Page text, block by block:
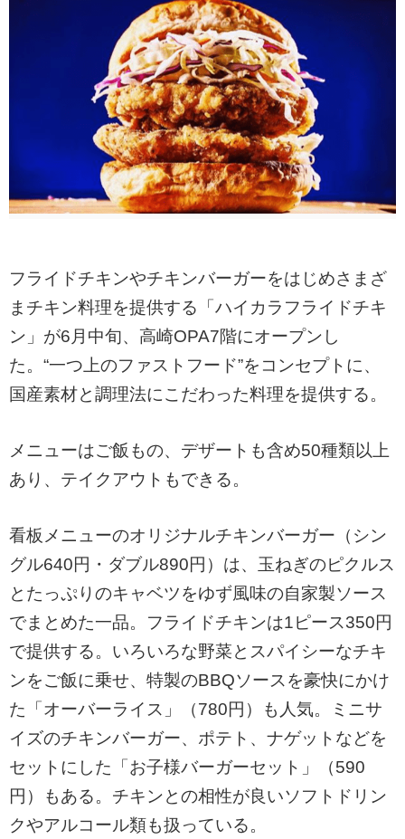
フライドチキンやチキンバーガーをはじめさまざ
まチキン料理を提供する「ハイカラフライドチキ
ン」が6月中旬、高崎OPA7階にオープンし
た。“一つ上のファストフード”をコンセプトに、
国産素材と調理法にこだわった料理を提供する。
メニューはご飯もの、デザートも含め50種類以上
あり、テイクアウトもできる。
看板メニューのオリジナルチキンバーガー（シン
グル640円・ダブル890円）は、玉ねぎのピクルス
とたっぷりのキャベツをゆず風味の自家製ソース
でまとめた一品。フライドチキンは1ピース350円
で提供する。いろいろな野菜とスパイシーなチキ
ンをご飯に乗せ、特製のBBQソースを豪快にかけ
た「オーバーライス」（780円）も人気。ミニサ
イズのチキンバーガー、ポテト、ナゲットなどを
セットにした「お子様バーガーセット」（590
円）もある。チキンとの相性が良いソフトドリン
クやアルコール類も扱っている。